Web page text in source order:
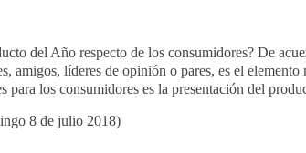
del Año respecto de los consumidores? De
amigos, líderes de opinión o pares, es el
para los consumidores es la presentación del
8 de julio 2018)